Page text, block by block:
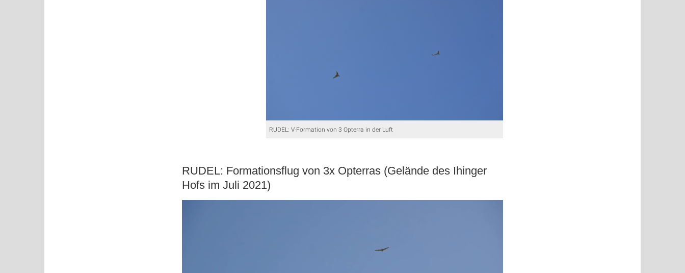
RUDEL: V-Formation von 3 Opterra in der Luft
RUDEL: Formationsflug von 3x Opterras (Gelände des Ihinger
Hofs im Juli 2021)